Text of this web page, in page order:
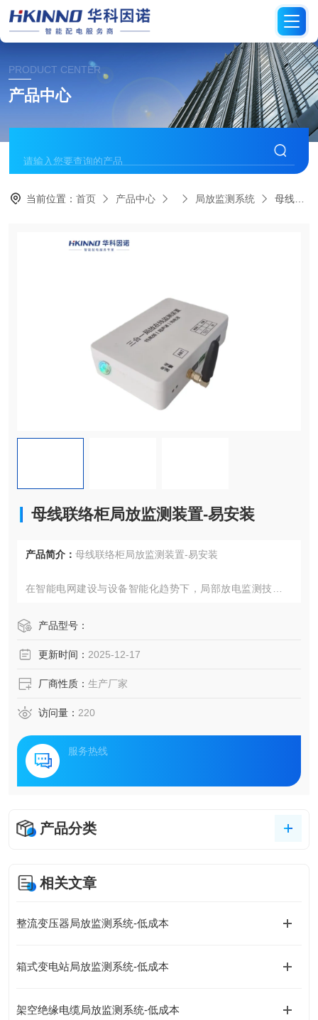
PRODUCT CENTER
产品中心
当前位置：首页 产品中心 局放监测系统 母线联络柜局放监测装置-易安装
母线联络柜局放监测装置-易安装
产品简介： 母线联络柜局放监测装置-易安装
在智能电网建设与设备智能化趋势下，局部放电监测技术已
熔断器柜两大场景，解析其局放监测技术的创新应用与行业
产品型号：
更新时间： 2025-12-17
厂商性质： 生产厂家
访问量： 220
服务热线
产品分类
相关文章
整流变压器局放监测系统-低成本
箱式变电站局放监测系统-低成本
架空绝缘电缆局放监测系统-低成本